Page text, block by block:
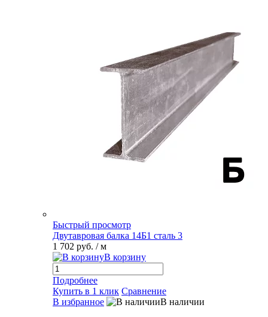
Быстрый просмотр
Двутавровая балка 14Б1 сталь 3
1 702 руб. / м
В корзину
Подробнее
Купить в 1 клик Сравнение
В избранное
В наличии